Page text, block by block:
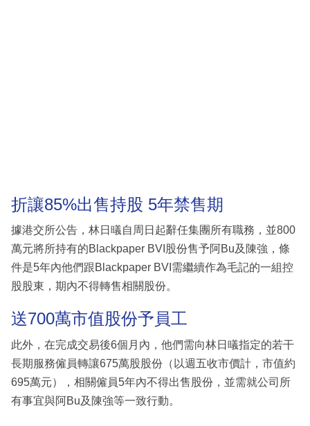
折讓85%出售持股 5年禁售期
據港交所公告，林日㬢自周日起辭任集團所有職務，並800
萬元將所持有的Blackpaper BVI股份售予阿Bu及陳強，條
件是5年內他們跟Blackpaper BVI需繼續作為毛記的一組控
股股東，期內不得轉售相關股份。
送700萬市值股份予員工
此外，在完成交易後6個月內，他們需向林日㬢指定的若干
長期服務僱員轉讓675萬股股份（以週五收市價計，市值約
695萬元），相關僱員5年內不得出售股份，並需就公司所
有事宜與阿Bu及陳強等一致行動。